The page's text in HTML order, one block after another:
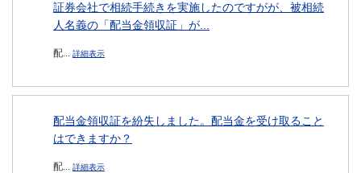
証券会社で相続手続きを実施したのですがが、被相続
人名義の「配当金領収証」が...
配... 詳細表示
配当金領収証を紛失しました。配当金を受け取ること
はできますか？
配... 詳細表示